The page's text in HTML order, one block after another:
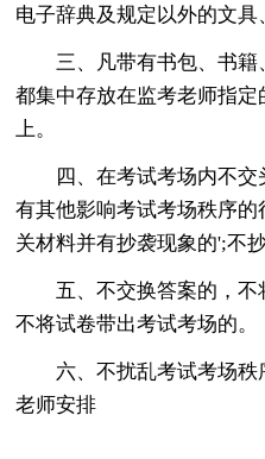
电子辞典及规定以外的文具
三、凡带有书包、书籍
都集中存放在监考老师指
上。
四、在考试考场内不交
有其他影响考试考场秩序
关材料并有抄袭现象的';不
五、不交换答案的，不
不将试卷带出考试考场的。
六、不扰乱考试考场秩
老师安排